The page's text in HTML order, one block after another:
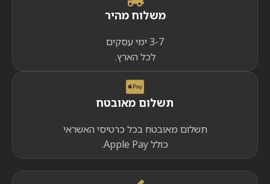
משלוח מהיר
3-7 ימי עסקים
לכל הארץ.
תשלום מאובטח
תשלום מאובטח בכל כרטיסי האשראי
כולל Apple Pay.